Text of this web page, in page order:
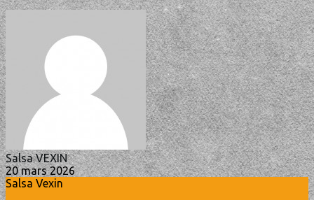
Salsa VEXIN
20 mars 2026
Salsa Vexin